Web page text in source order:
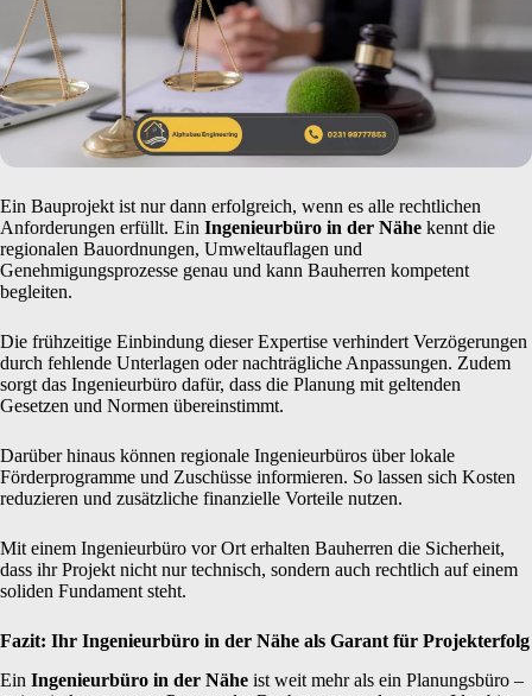
Ein Bauprojekt ist nur dann erfolgreich, wenn es alle rechtlichen
Anforderungen erfüllt. Ein Ingenieurbüro in der Nähe kennt die
regionalen Bauordnungen, Umweltauflagen und
Genehmigungsprozesse genau und kann Bauherren kompetent
begleiten.
Die frühzeitige Einbindung dieser Expertise verhindert Verzögerungen
durch fehlende Unterlagen oder nachträgliche Anpassungen. Zudem
sorgt das Ingenieurbüro dafür, dass die Planung mit geltenden
Gesetzen und Normen übereinstimmt.
Darüber hinaus können regionale Ingenieurbüros über lokale
Förderprogramme und Zuschüsse informieren. So lassen sich Kosten
reduzieren und zusätzliche finanzielle Vorteile nutzen.
Mit einem Ingenieurbüro vor Ort erhalten Bauherren die Sicherheit,
dass ihr Projekt nicht nur technisch, sondern auch rechtlich auf einem
soliden Fundament steht.
Fazit: Ihr Ingenieurbüro in der Nähe als Garant für Projekterfolg
Ein Ingenieurbüro in der Nähe ist weit mehr als ein Planungsbüro –